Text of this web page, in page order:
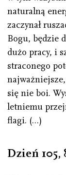
naturalną
zaczynał
Bogu, będzie
dużo pracy, i
straconego
się nie boi.
letniemu
flagi. (…)
Dzień 105,